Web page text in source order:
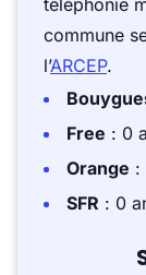
téléphonie
commune
l’ARCEP.
Free : 0
Orange :
SFR : 0